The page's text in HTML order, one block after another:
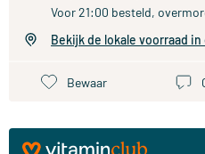
Voor 21:00 besteld,
Bekijk de lokale voorraad
Bewaar